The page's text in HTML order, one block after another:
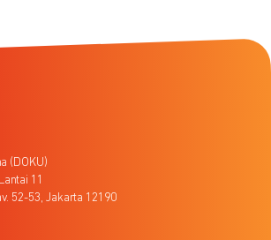
(DOKU)
11
52-53, Jakarta 12190